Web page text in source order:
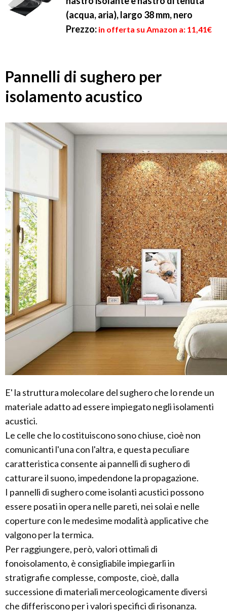
(acqua, aria), largo 38 mm, nero
Prezzo: in offerta su Amazon a: 11,41€
Pannelli di sughero per
isolamento acustico
E' la struttura molecolare del sughero che lo rende un
materiale adatto ad essere impiegato negli isolamenti
acustici.
Le celle che lo costituiscono sono chiuse, cioè non
comunicanti l'una con l'altra, e questa peculiare
caratteristica consente ai pannelli di sughero di
catturare il suono, impedendone la propagazione.
I pannelli di sughero come isolanti acustici possono
essere posati in opera nelle pareti, nei solai e nelle
coperture con le medesime modalità applicative che
valgono per la termica.
Per raggiungere, però, valori ottimali di
fonoisolamento, è consigliabile impiegarli in
stratigrafie complesse, composte, cioè, dalla
successione di materiali merceologicamente diversi
che differiscono per i valori specifici di risonanza.